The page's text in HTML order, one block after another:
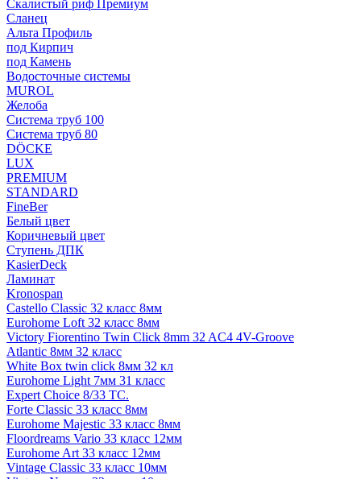
Скалистый риф Премиум
Сланец
Альта Профиль
под Кирпич
под Камень
Водосточные системы
MUROL
Желоба
Система труб 100
Система труб 80
DÖCKE
LUX
PREMIUM
STANDARD
FineBer
Белый цвет
Коричневый цвет
Ступень ДПК
KasierDeck
Ламинат
Kronospan
Castello Classic 32 класс 8мм
Eurohome Loft 32 класс 8мм
Victory Fiorentino Twin Click 8mm 32 AC4 4V-Groove
Atlantic 8мм 32 класс
White Box twin click 8мм 32 кл
Eurohome Light 7мм 31 класс
Expert Choice 8/33 TC.
Forte Classic 33 класс 8мм
Eurohome Majestic 33 класс 8мм
Floordreams Vario 33 класс 12мм
Eurohome Art 33 класс 12мм
Vintage Classic 33 класс 10мм